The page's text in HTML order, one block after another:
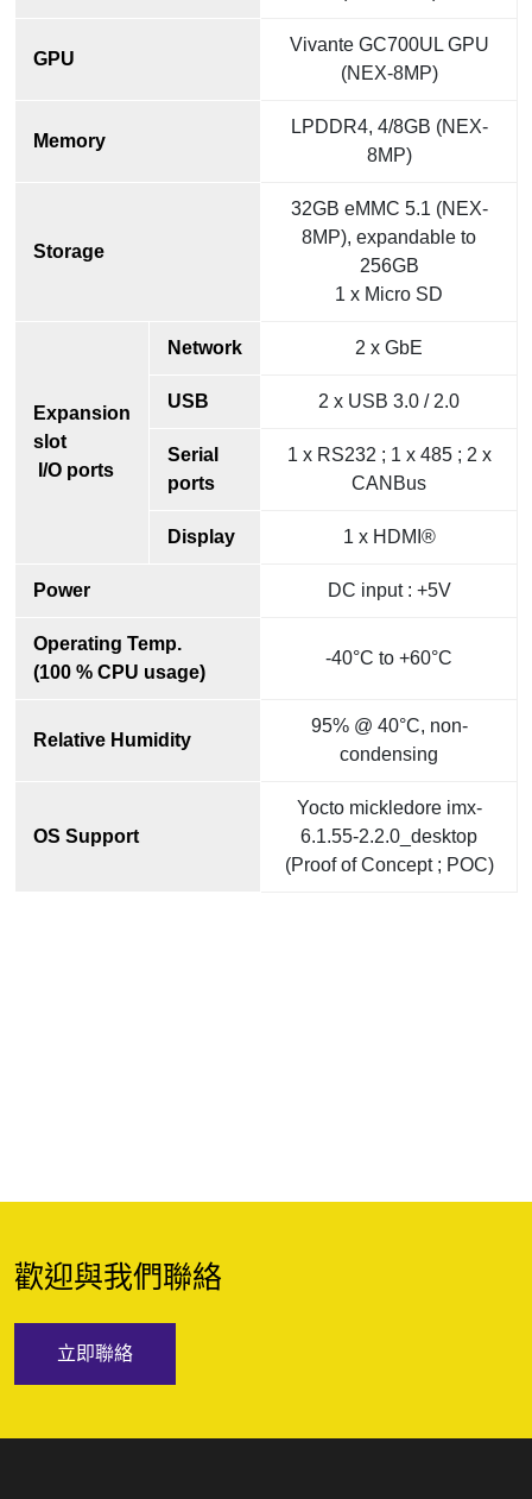
GPU
Vivante GC700UL GPU
(NEX-8MP)
Memory
LPDDR4, 4/8GB (NEX-
8MP)
Storage
32GB eMMC 5.1 (NEX-
8MP), expandable to
256GB
1 x Micro SD
Expansion
slot
I/O ports
Network 2 x GbE
USB 2 x USB 3.0 / 2.0
Serial
ports
1 x RS232 ; 1 x 485 ; 2 x
CANBus
Display 1 x HDMI®
Power DC input : +5V
Operating Temp.
(100 % CPU usage)
-40°C to +60°C
Relative Humidity
95% @ 40°C, non-
condensing
OS Support
Yocto mickledore imx-
6.1.55-2.2.0_desktop
(Proof of Concept ; POC)
歡迎與我們聯絡
立即聯絡